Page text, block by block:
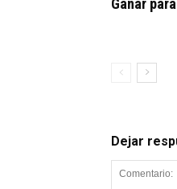
Ganar
Dejar